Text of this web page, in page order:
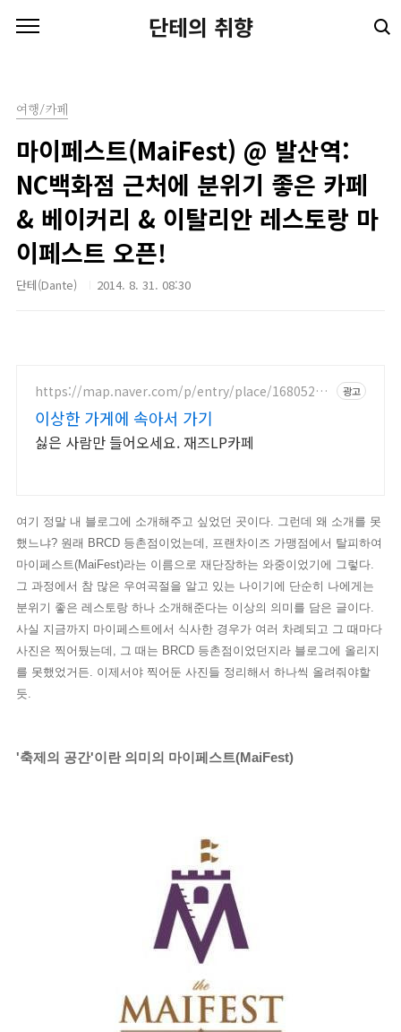
단테의 취향
여행/카페
마이페스트(MaiFest) @ 발산역:
NC백화점 근처에 분위기 좋은 카페
& 베이커리 & 이탈리안 레스토랑 마
이페스트 오픈!
단테(Dante) 2014. 8. 31. 08:30
https://map.naver.com/p/entry/place/16805204
광고
이상한 가게에 속아서 가기
싫은 사람만 들어오세요. 재즈LP카페
여기 정말 내 블로그에 소개해주고 싶었던 곳이다. 그런데 왜 소개를 못
했느냐? 원래 BRCD 등촌점이었는데, 프랜차이즈 가맹점에서 탈피하여
마이페스트(MaiFest)라는 이름으로 재단장하는 와중이었기에 그렇다.
그 과정에서 참 많은 우여곡절을 알고 있는 나이기에 단순히 나에게는
분위기 좋은 레스토랑 하나 소개해준다는 이상의 의미를 담은 글이다.
사실 지금까지 마이페스트에서 식사한 경우가 여러 차례되고 그 때마다
사진은 찍어뒀는데, 그 때는 BRCD 등촌점이었던지라 블로그에 올리지
를 못했었거든. 이제서야 찍어둔 사진들 정리해서 하나씩 올려줘야할
듯.
'축제의 공간'이란 의미의 마이페스트(MaiFest)